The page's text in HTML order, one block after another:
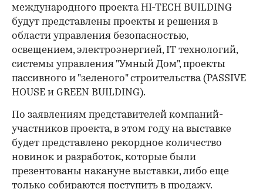
международного проекта HI-TECH BUILDING
будут представлены проекты и решения в
области управления безопасностью,
освещением, электроэнергией, IT технологий,
системы управления "Умный Дом", проекты
пассивного и "зеленого" строительства (PASSIVE
HOUSE и GREEN BUILDING).
По заявлениям представителей компаний-
участников проекта, в этом году на выставке
будет представлено рекордное количество
новинок и разработок, которые были
презентованы накануне выставки, либо еще
только собираются поступить в продажу.